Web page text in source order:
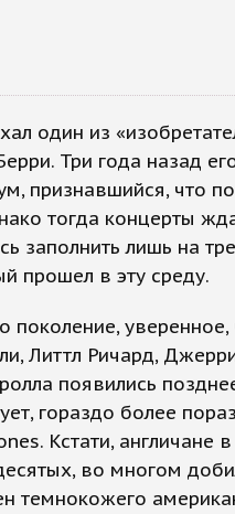
один из
Три года назад
признавшийся, что
тогда концерты
заполнить лишь на
прошел в эту среду.
поколение,
Литтл Ричард,
появились
гораздо более
Кстати, англичане
во многом
темнокожего